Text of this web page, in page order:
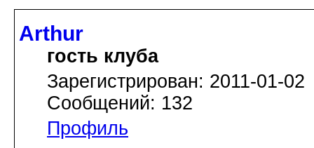
Arthur
гость клуба
Зарегистрирован: 2011-01-02
Сообщений: 132
Профиль